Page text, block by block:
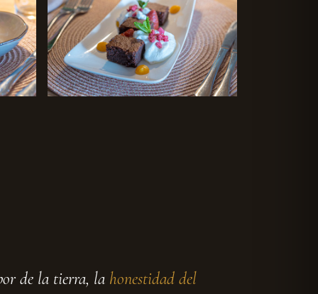
de la tierra, la honestidad del